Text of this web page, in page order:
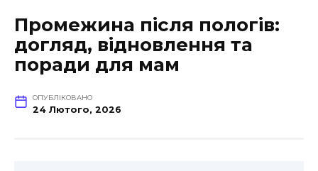
Промежина після пологів:
догляд, відновлення та
поради для мам
ОПУБЛІКОВАНО
24 Лютого, 2026